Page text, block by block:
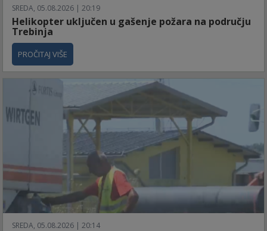
SREDA, 05.08.2026 | 20:19
Helikopter uključen u gašenje požara na području
Trebinja
PROČITAJ VIŠE
SREDA, 05.08.2026 | 20:14